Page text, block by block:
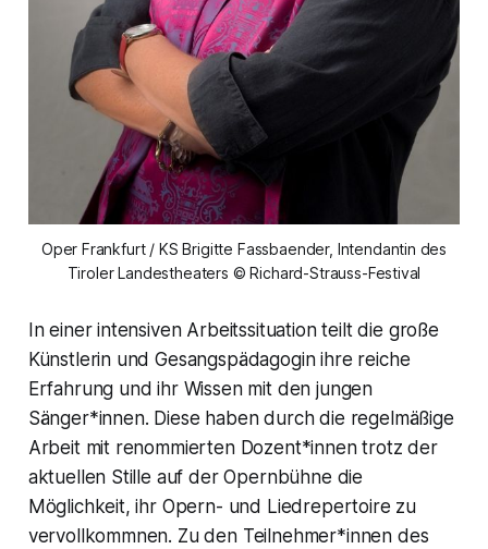
Oper Frankfurt / KS Brigitte Fassbaender, Intendantin des
Tiroler Landestheaters © Richard-Strauss-Festival
In einer intensiven Arbeitssituation teilt die große
Künstlerin und Gesangspädagogin ihre reiche
Erfahrung und ihr Wissen mit den jungen
Sänger*innen. Diese haben durch die regelmäßige
Arbeit mit renommierten Dozent*innen trotz der
aktuellen Stille auf der Opernbühne die
Möglichkeit, ihr Opern- und Liedrepertoire zu
vervollkommnen. Zu den Teilnehmer*innen des